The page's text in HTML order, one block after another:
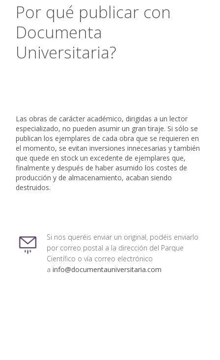
Por qué publicar con
Documenta
Universitaria?
Las obras de carácter académico, dirigidas a un lector
especializado, no pueden asumir un gran tiraje. Si sólo se
publican los ejemplares de cada obra que se requieren en
el momento, se evitan inversiones innecesarias y también
que quede en stock un excedente de ejemplares que,
finalmente y después de haber asumido los costes de
producción y de almacenamiento, acaban siendo
destruidos.
Si nos queréis enviar un original, podéis enviarlo
por correo postal a la dirección del Parque
Científico o vía correo electrónico
a info@documentauniversitaria.com